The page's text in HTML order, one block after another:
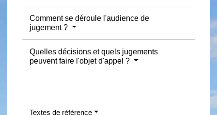
Comment se déroule l'audience de
jugement ?
Quelles décisions et quels jugements
peuvent faire l'objet d'appel ?
Textes de référence